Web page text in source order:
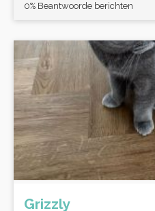
0% Beantwoorde berichten
Grizzly